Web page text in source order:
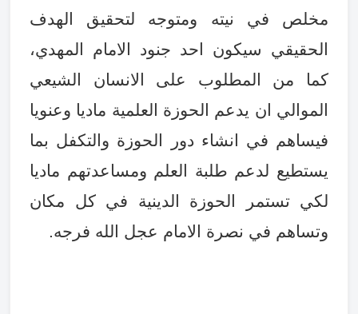
مخلص في نيته ومتوجه لتحقيق الهدف
الحقيقي سيكون احد جنود الامام المهدي،
كما من المطلوب على الانسان الشيعي
الموالي ان يدعم الحوزة العلمية ماديا وعنويا
فيساهم في انشاء دور الحوزة والتكفل بما
يستطيع لدعم طلبة العلم ومساعدتهم ماديا
لكي تستمر الحوزة الدينية في كل مكان
وتساهم في نصرة الامام عجل الله فرجه.